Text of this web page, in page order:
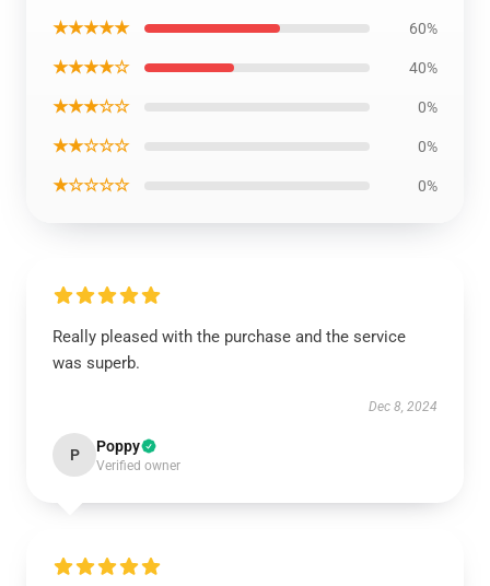
★★★★★ 60%
★★★★☆ 40%
★★★☆☆ 0%
★★☆☆☆ 0%
★☆☆☆☆ 0%
Really pleased with the purchase and the service
was superb.
Dec 8, 2024
P Poppy
Verified owner